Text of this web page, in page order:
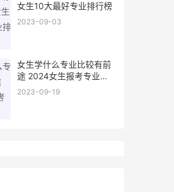
女生10大最好专业排行榜
2023-09-03
女生学什么专业比较有前
途 2024女生报考专业推
荐
2023-09-19